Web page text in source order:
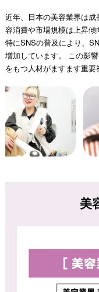
近年、日本の美容業界は
容消費や市場規模は上昇傾
特にSNSの普及により、
増加しています。 この影
をもつ人材がますます重
美